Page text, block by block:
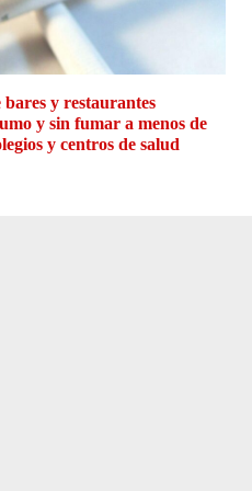
y restaurantes
y sin fumar a menos de
y centros de salud